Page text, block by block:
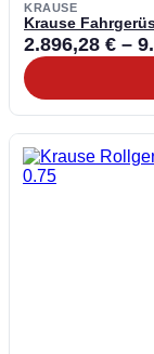
KRAUSE
Krause
2.896,28 € –